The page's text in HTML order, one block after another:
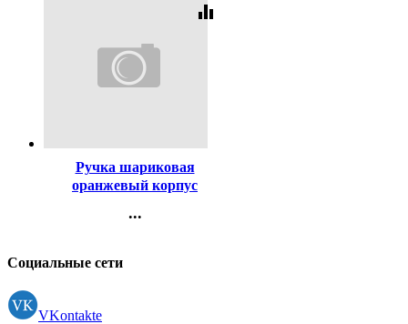
equalizer
Ручка шариковая
оранжевый корпус
(Orange) синий, 0,7мм
...
Регистрация
Социальные сети
VKontakte